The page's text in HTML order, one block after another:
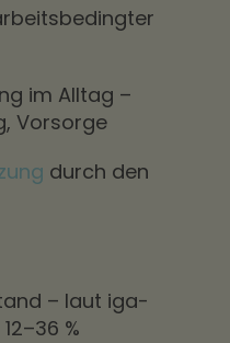
im Alltag –
Vorsorge
durch den
– laut iga-
%